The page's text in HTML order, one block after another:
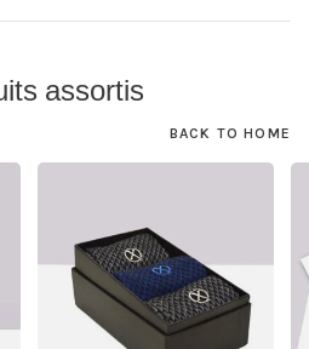
assortis
BACK TO HOME